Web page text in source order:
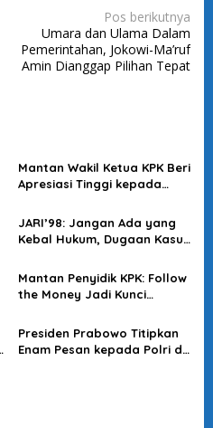
Pos berikutnya
Umara dan Ulama Dalam
Pemerintahan, Jokowi-Ma’ruf
Amin Dianggap Pilihan Tepat
Mantan Wakil Ketua KPK Beri
Apresiasi Tinggi kepada
Kasus Blackout
JARI’98: Jangan Ada yang
Kebal Hukum, Dugaan Kasus
Tuntas
Mantan Penyidik KPK: Follow
the Money Jadi Kunci
Presiden Prabowo Titipkan
Enam Pesan kepada Polri di